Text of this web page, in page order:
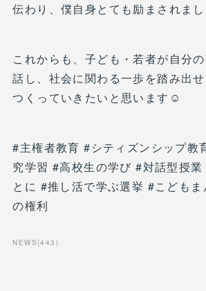
伝わり、僕自身とても励まされまし
これからも、子ども・若者が自分
話し、社会に関わる一歩を踏み出
つくっていきたいと思います☺️
#主権者教育 #シティズンシップ教
究学習 #高校生の学び #対話型授
とに #推し活で学ぶ選挙 #こども
の権利
NEWS (443 )